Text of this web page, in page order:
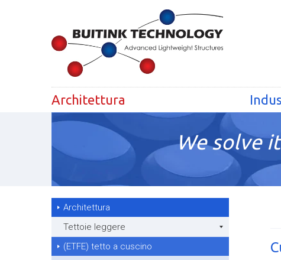
Architettura
We solve
Architettura
Tettoie leggere
(ETFE) tetto a cuscino